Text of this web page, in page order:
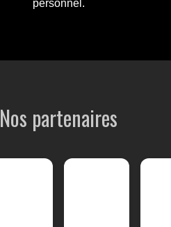
Nos partenaires